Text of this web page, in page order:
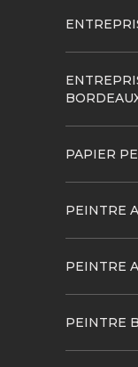
PAPIER
PEINTRE
PEINTRE
PEINTRE